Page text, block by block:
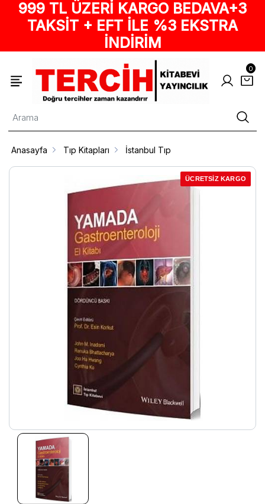
999 TL ÜZERİ KARGO BEDAVA+3
TAKSİT + EFT İLE %3 EKSTRA
İNDİRİM
0
Anasayfa Tıp Kitapları İstanbul Tıp
ÜCRETSİZ KARGO